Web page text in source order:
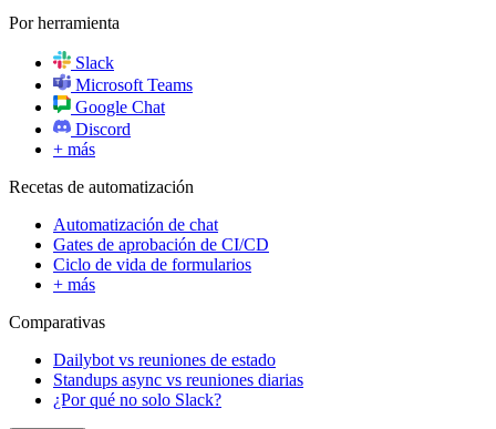
Por herramienta
Slack
Microsoft Teams
Google Chat
Discord
+ más
Recetas de automatización
Automatización de chat
Gates de aprobación de CI/CD
Ciclo de vida de formularios
+ más
Comparativas
Dailybot vs reuniones de estado
Standups async vs reuniones diarias
¿Por qué no solo Slack?